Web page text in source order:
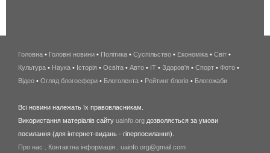
беспроводной
интернет
киев
wimax
в
Головна • Головні новини • Політика • Суспільство • Економіка • Світ •
Культура • Наука • Історія • Освіта • Авто • IT • Здоров'я • Спорт • Фото •
Відео • Огляд блогосфери • Блоголента • Рейтинг блогів • Блогожаби
Всі новини належать їх правовласникам.
Використання матеріалів сайту uainfo.org дозволяється за умови
посилання (для інтернет-видань - гіперпосилання).
Про нас
Контактна інформація uainfo.org@gmail.com